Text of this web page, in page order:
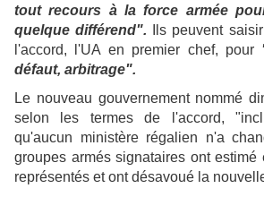
tout recours à la force armée
quelque différend". Ils peuvent
l'accord, l'UA en premier chef, pour
défaut, arbitrage".
Le nouveau gouvernement nommé
selon les termes de l'accord,
qu'aucun ministère régalien n'a
groupes armés signataires ont estimé
représentés et ont désavoué la